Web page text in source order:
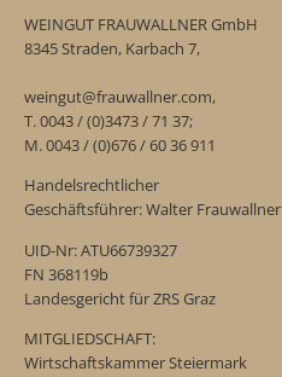
WEINGUT FRAUWALLNER GmbH
8345 Straden, Karbach 7,
weingut@frauwallner.com,
T. 0043 / (0)3473 / 71 37;
M. 0043 / (0)676 / 60 36 911
Handelsrechtlicher
Geschäftsführer: Walter Frauwallner
UID-Nr: ATU66739327
FN 368119b
Landesgericht für ZRS Graz
MITGLIEDSCHAFT:
Wirtschaftskammer Steiermark